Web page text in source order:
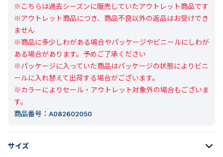
※こちらは過去シーズンに販売していたアウトレット商品です
※アウトレット商品につき、商品不良以外の返品はお受けでき
ません
※商品に多少しわがある場合やパッケージやビニールにしわが
ある場合があります。予めご了承ください
※パッケージに入っていた商品はパッケージの状態によりビニ
ールに入れ替えて出荷する場合がございます。
※カラーによりセール・アウトレット対象外の場合もございま
す。
商品番号： A082602050
サイズ